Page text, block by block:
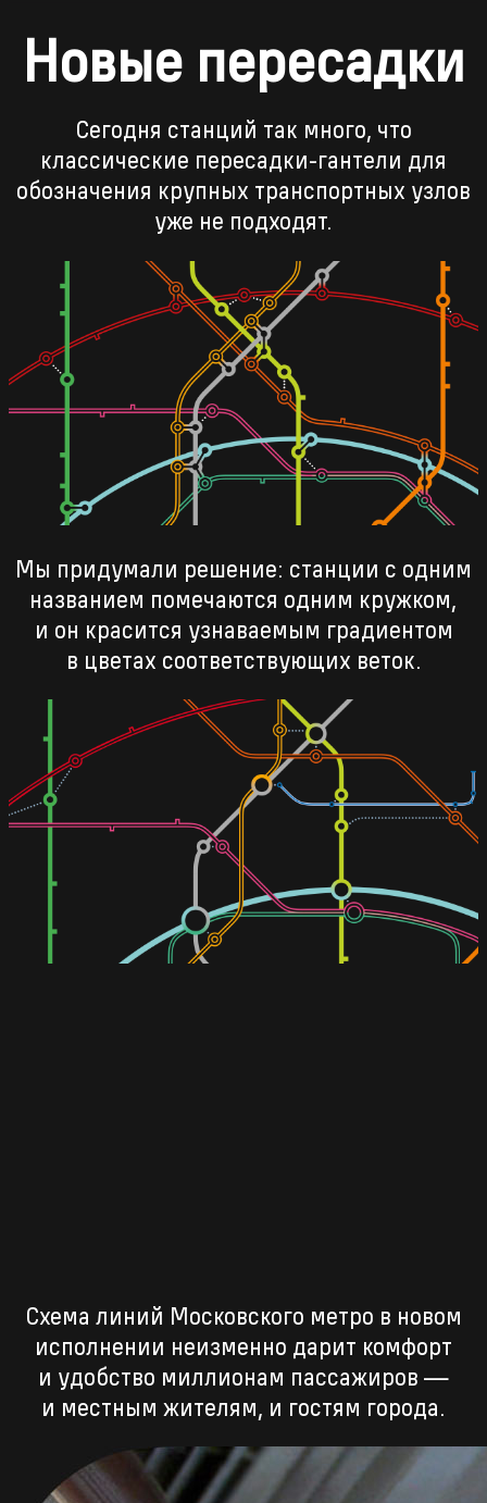
Новые пересадки
Сегодня станций так много, что
классические пересадки-гантели для
обозначения крупных транспортных узлов
уже не подходят.
Мы придумали решение: станции с одним
названием помечаются одним кружком,
и он красится узнаваемым градиентом
в цветах соответствующих веток.
Схема линий Московского метро в новом
исполнении неизменно дарит комфорт
и удобство миллионам пассажиров —
и местным жителям, и гостям города.